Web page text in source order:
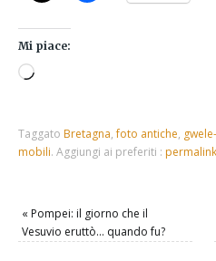
Mi piace:
Taggato Bretagna,foto antiche,
mobili. Aggiungi ai preferiti : permalink
« Pompei: il giorno che il
Vesuvio eruttò… quando fu?